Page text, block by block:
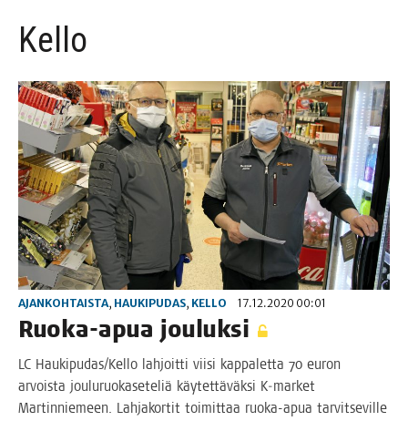
Kello
AJANKOHTAISTA, HAUKIPUDAS, KELLO 17.12.2020 00:01
Ruo­ka-apua jouluksi
LC Haukipudas/Kello lah­joit­ti vii­si kap­pa­let­ta 70 euron
arvois­ta jou­lu­ruo­ka­se­te­liä käy­tet­tä­väk­si K‑market
Mar­tin­nie­meen. Lah­ja­kor­tit toi­mit­taa ruo­­ka-apua tar­vit­se­vil­le